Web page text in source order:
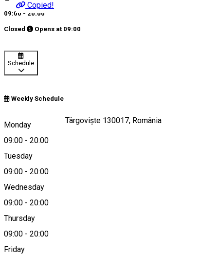
Copied!
09:00 - 20:00
Closed Opens at 09:00
Schedule
Weekly Schedule
Monday
09:00 - 20:00
Tuesday
09:00 - 20:00
Wednesday
09:00 - 20:00
Thursday
09:00 - 20:00
Friday
Strada Justiției 7, Târgoviște 130017, România
Map